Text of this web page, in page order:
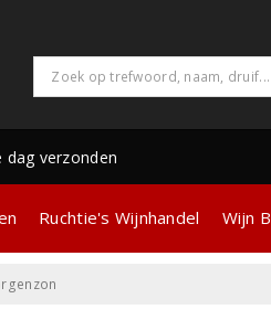
dag verzonden
Ruchtie's Wijnhandel Wijn